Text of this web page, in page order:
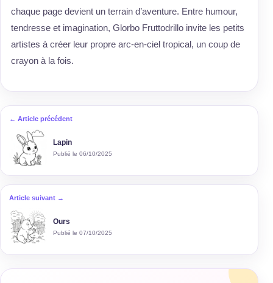
chaque page devient un terrain d’aventure. Entre humour,
tendresse et imagination, Glorbo Fruttodrillo invite les petits
artistes à créer leur propre arc-en-ciel tropical, un coup de
crayon à la fois.
← Article précédent
Lapin
Publié le 06/10/2025
Article suivant →
Ours
Publié le 07/10/2025